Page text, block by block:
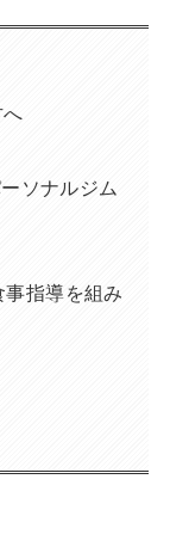
ソナルジム
指導を組み